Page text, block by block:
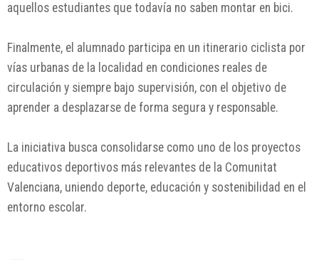
aquellos estudiantes que todavía no saben montar en bici.
Finalmente, el alumnado participa en un itinerario ciclista por
vías urbanas de la localidad en condiciones reales de
circulación y siempre bajo supervisión, con el objetivo de
aprender a desplazarse de forma segura y responsable.
La iniciativa busca consolidarse como uno de los proyectos
educativos deportivos más relevantes de la Comunitat
Valenciana, uniendo deporte, educación y sostenibilidad en el
entorno escolar.